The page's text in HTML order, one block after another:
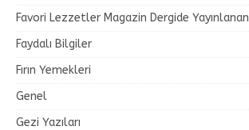
Favori Lezzetler Magazin Dergide Yayınlanan
Faydalı Bilgiler
Fırın Yemekleri
Genel
Gezi Yazıları